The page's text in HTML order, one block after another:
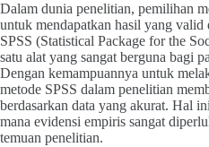
Dalam dunia penelitian, pemilihan
untuk mendapatkan hasil yang
SPSS (Statistical Package for the
satu alat yang sangat berguna bagi
Dengan kemampuannya untuk
metode SPSS dalam penelitian
berdasarkan data yang akurat. Hal
mana evidensi empiris sangat
temuan penelitian.